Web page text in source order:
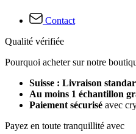
Contact
Qualité vérifiée
Pourquoi acheter sur notre
Suisse : Livraison
Au moins 1 échantillon
Paiement sécurisé avec
Payez en toute tranquillité avec